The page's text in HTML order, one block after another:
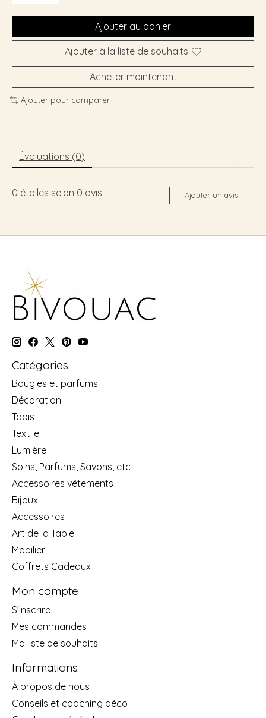
Ajouter au panier
Ajouter à la liste de souhaits
Acheter maintenant
Ajouter pour comparer
Évaluations (0)
0 étoiles selon 0 avis Ajouter un avis
Catégories
Bougies et parfums
Décoration
Tapis
Textile
Lumière
Soins, Parfums, Savons, etc
Accessoires vêtements
Bijoux
Accessoires
Art de la Table
Mobilier
Coffrets Cadeaux
Mon compte
S'inscrire
Mes commandes
Ma liste de souhaits
Informations
À propos de nous
Conseils et coaching déco